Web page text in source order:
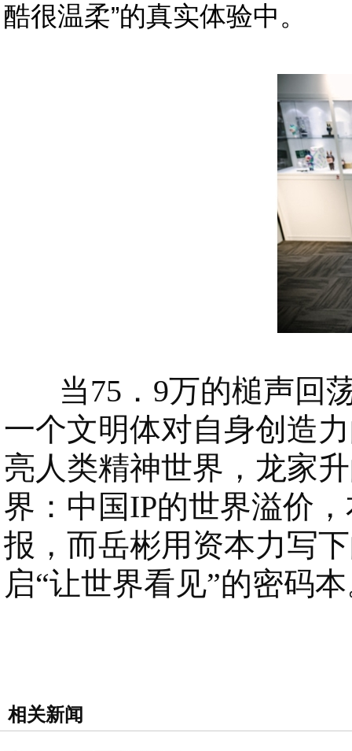
酷很温柔”的真实体验中。
当75．9万的槌声回荡
一个文明体对自身创造
亮人类精神世界，龙家
界：中国IP的世界溢价
报，而岳彬用资本力写
启“让世界看见”的密码
相关新闻